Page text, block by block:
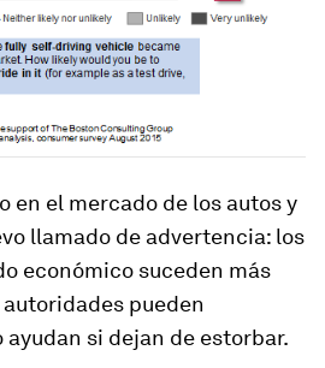
en el mercado de los autos y
llamado de advertencia: los
económico suceden más
pueden
ayudan si dejan de estorbar.